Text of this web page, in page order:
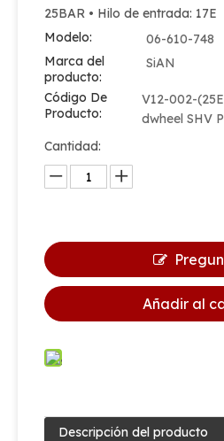
25BAR • Hilo de entrada: 17E
Modelo:
06-610-748
Marca del
producto:
SiAN
Código De
Producto:
V12-002-
dwheel SHV
Cantidad:
Añadir al
Descripción del producto